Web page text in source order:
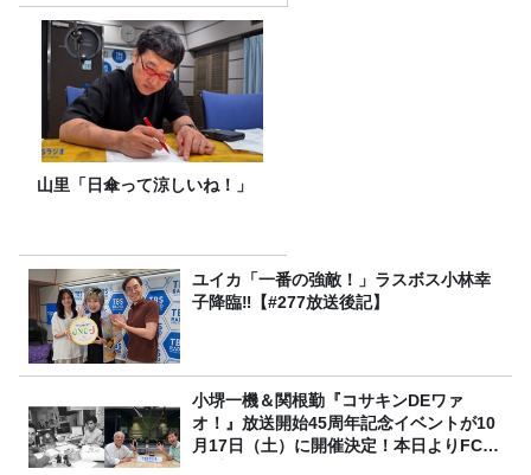
山里「日傘って涼しいね！」
ユイカ「一番の強敵！」ラスボス小林幸
子降臨‼【#277放送後記】
小堺一機＆関根勤『コサキンDEワァ
オ！』放送開始45周年記念イベントが10
月17日（土）に開催決定！本日よりFC先